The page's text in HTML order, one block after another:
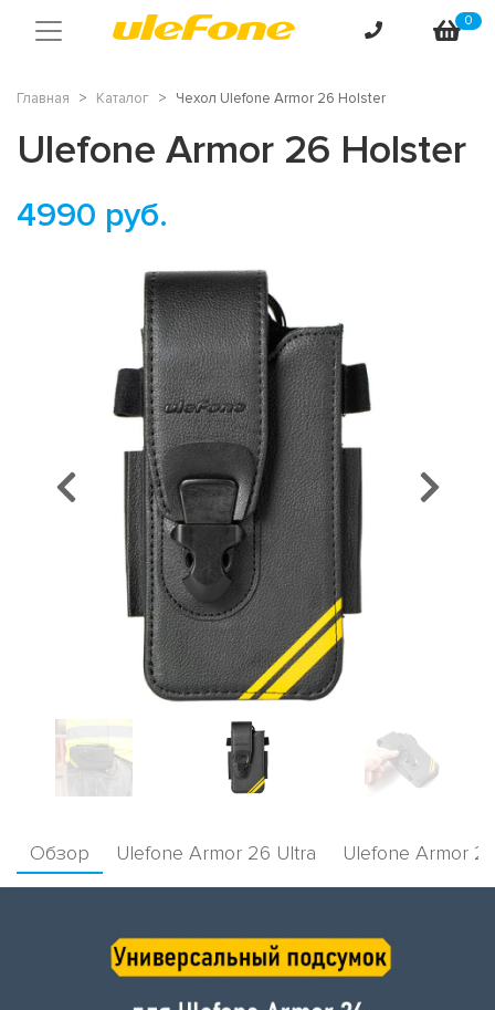
0
Главная Каталог Чехол Ulefone Armor 26 Holster
Предыдущий
Ulefone Armor 26 Holster
4990 руб.
Обзор Ulefone Armor 26 Ultra Ulefone Armor